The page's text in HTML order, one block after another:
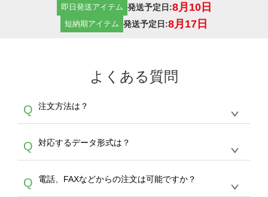
即日発送アイテム 発送予定日:8月10日
短納期アイテム 発送予定日:8月17日
よくある質問
Q 注文方法は？
A
生産にて承っております。デザインツールから
デザインの作成から決済まで完了できます。
30枚以上やシルク印刷など、大口注文の場合
は、サポートが担当するエコバッグコンシェル
Q 対応するデータ形式は？
A
ドできるデータ形式は、JPG / PNG / AI / PSD /
Q 電話、FAXなどからの注文は可能ですか？